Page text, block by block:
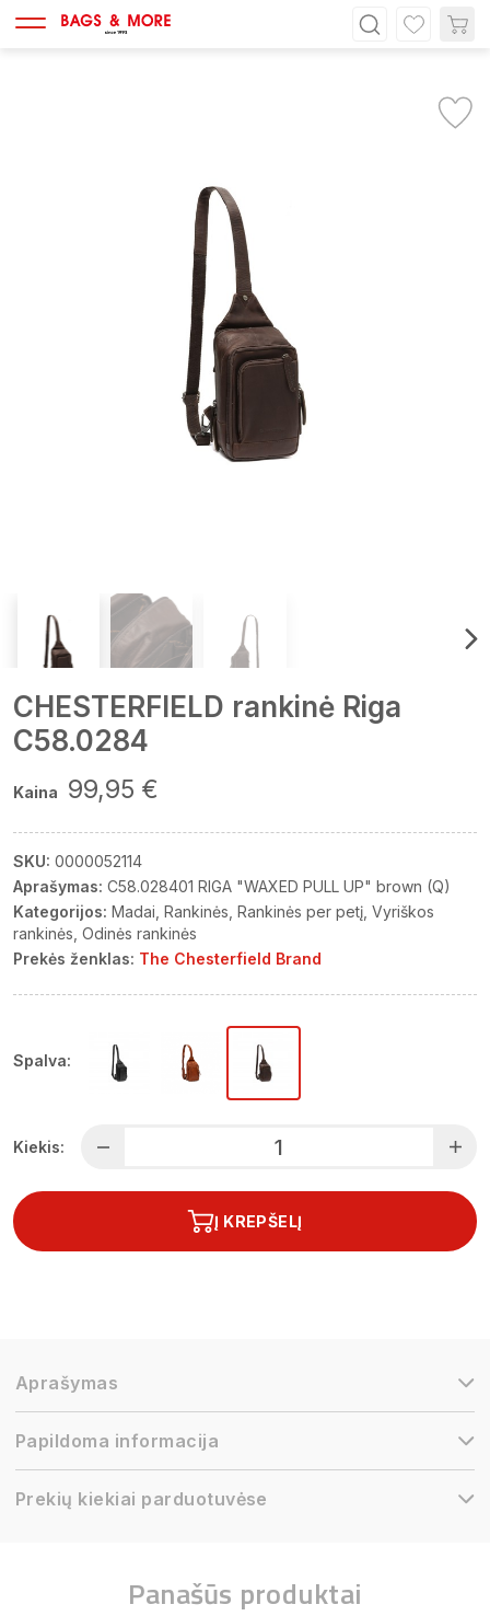
CHESTERFIELD rankinė Riga
C58.0284
Kaina 99,95 €
SKU: 0000052114
Aprašymas: C58.028401 RIGA "WAXED PULL UP" brown (Q)
Kategorijos: Madai Rankinės Rankinės per petį Vyriškos
rankinės Odinės rankinės
Prekės ženklas: The Chesterfield Brand
Spalva:
Kiekis:
Į KREPŠELĮ
Aprašymas
Papildoma informacija
Prekių kiekiai parduotuvėse
Panašūs produktai